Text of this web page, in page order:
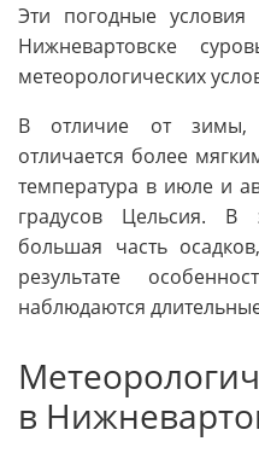
Эти погодные
Нижневартовске
метеорологических
В отличие от зимы,
отличается более
температура в июле и
градусов Цельсия. В
большая часть
результате
наблюдаются
в